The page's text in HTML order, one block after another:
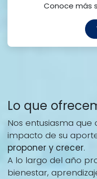
Conoce más
Lo que
Nos entusiasma
impacto de su
proponer y crecer.
A lo largo del año
bienestar,